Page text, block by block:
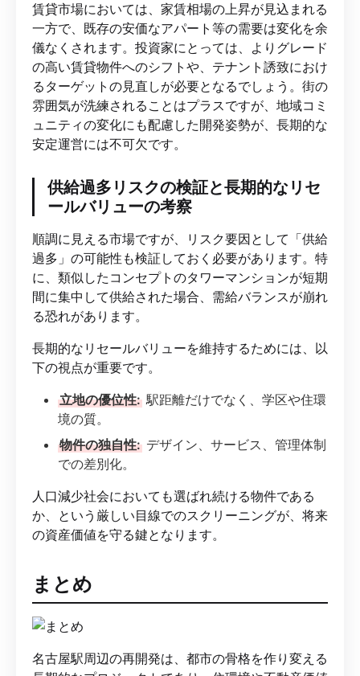
賃貸市場においては、家賃相場の上昇が見込まれる
一方で、既存の安価なアパート等の需要は変化を余
儀なくされます。投資家にとっては、よりグレード
の高い賃貸物件へのシフトや、テナント誘致におけ
るターゲットの見直しが必要となるでしょう。街の
雰囲気が洗練されることはプラスですが、地域コミ
ュニティの変化にも配慮した開発姿勢が、長期的な
安定運営には不可欠です。
供給過多リスクの検証と長期的なリセ
ールバリューの考察
順調に見える市場ですが、リスク要因として「供給
過多」の可能性も検証しておく必要があります。特
に、類似したコンセプトのタワーマンションが短期
間に集中して供給された場合、需給バランスが崩れ
る恐れがあります。
長期的なリセールバリューを維持するためには、以
下の視点が重要です。
立地の優位性: 駅距離だけでなく、学区や住環
境の質。
物件の独自性: デザイン、サービス、管理体制
での差別化。
人口減少社会においても選ばれ続ける物件である
か、という厳しい目線でのスクリーニングが、将来
の資産価値を守る鍵となります。
まとめ
名古屋駅周辺の再開発は、都市の骨格を作り変える